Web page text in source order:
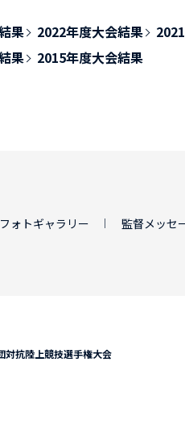
果 2022年度大会結果
果 2015年度大会結果
フォトギャラリー 監督メッセ
対抗陸上競技選手権大会